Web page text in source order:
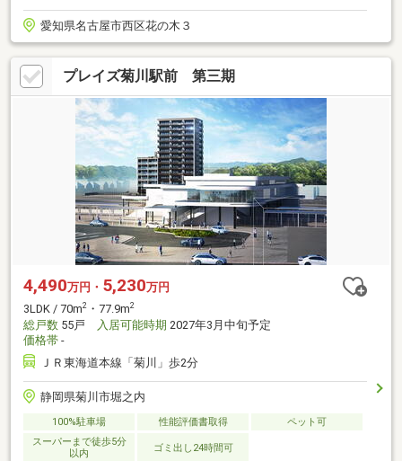
愛知県名古屋市西区花の木３
プレイズ菊川駅前 第三期
4,490万円・ 5,230万円
3LDK / 70m2 ・77.9m2
総戸数 55戸 入居可能時期 2027年3月中旬予定
価格帯 -
ＪＲ東海道本線「菊川」歩2分
静岡県菊川市堀之内
100%駐車場 性能評価書取得
ペット可
スーパーまで徒歩5分
以内
ゴミ出し24時間可